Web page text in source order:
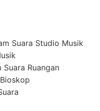
Suara Studio Musik
Ruangan